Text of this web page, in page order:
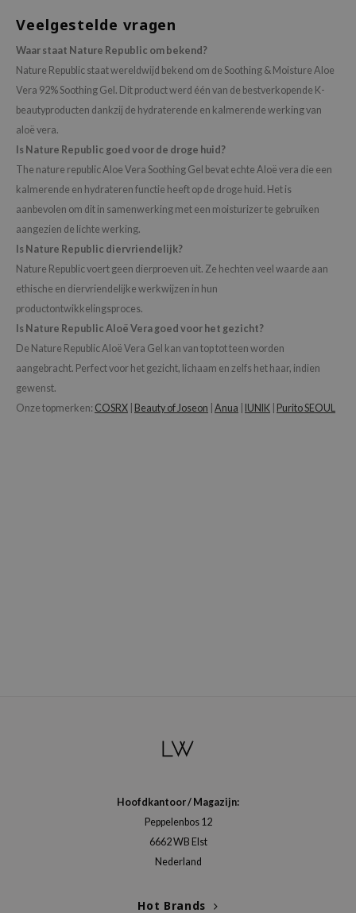
Veelgestelde vragen
Waar staat Nature Republic om bekend?
Nature Republic staat wereldwijd bekend om de Soothing & Moisture Aloe
Vera 92% Soothing Gel. Dit product werd één van de bestverkopende K-
beautyproducten dankzij de hydraterende en kalmerende werking van
aloë vera.
Is Nature Republic goed voor de droge huid?
The nature republic Aloe Vera Soothing Gel bevat echte Aloë vera die een
kalmerende en hydrateren functie heeft op de droge huid. Het is
aanbevolen om dit in samenwerking met een moisturizer te gebruiken
aangezien de lichte werking.
Is Nature Republic diervriendelijk?
Nature Republic voert geen dierproeven uit. Ze hechten veel waarde aan
ethische en diervriendelijke werkwijzen in hun
productontwikkelingsproces.
Is Nature Republic Aloë Vera goed voor het gezicht?
De Nature Republic Aloë Vera Gel kan van top tot teen worden
aangebracht. Perfect voor het gezicht, lichaam en zelfs het haar, indien
gewenst.
Onze topmerken: COSRX Beauty of Joseon Anua IUNIK Purito SEOUL
Hoofdkantoor / Magazijn:
Peppelenbos 12
6662 WB Elst
Nederland
Hot Brands